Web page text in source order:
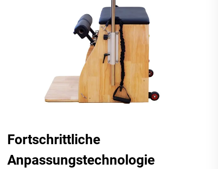
Fortschrittliche
Anpassungstechnologie